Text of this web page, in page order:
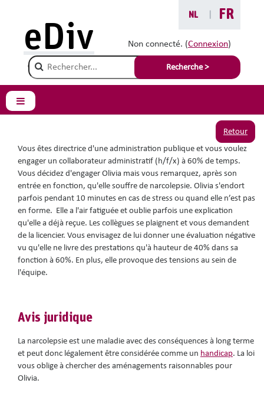
NL
FR
Non connecté. (Connexion)
Champ de recherche
Recherche >
eDiv
Panneau latéral
Vous êtes ici :
Une employée
narcoleptique
Retour
Vous êtes directrice d'une administration publique et vous voulez
engager un collaborateur administratif (h/f/x) à 60% de temps.
Vous décidez d'engager Olivia mais vous remarquez, après son
entrée en fonction, qu'elle souffre de narcolepsie. Olivia s'endort
parfois pendant 10 minutes en cas de stress ou quand elle n’est pas
en forme. Elle a l'air fatiguée et oublie parfois une explication
qu'elle a déjà reçue. Les collègues se plaignent et vous demandent
de la licencier. Vous envisagez de lui donner une évaluation négative
vu qu'elle ne livre des prestations qu'à hauteur de 40% dans sa
fonction à 60%. En plus, elle provoque des tensions au sein de
l'équipe.
Avis juridique
La narcolepsie est une maladie avec des conséquences à long terme
et peut donc légalement être considérée comme un handicap. La loi
vous oblige à chercher des aménagements raisonnables pour
Olivia.